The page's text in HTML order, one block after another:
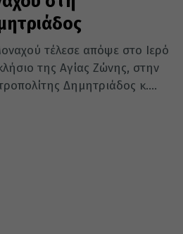
τέλεσε απόψε στο Ιερό
της Αγίας Ζώνης, στην
Δημητριάδος κ....